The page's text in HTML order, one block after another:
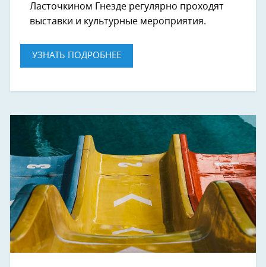
Ласточкином Гнезде регулярно проходят
выставки и культурные мероприятия.
УЗНАТЬ ПОДРОБНЕЕ